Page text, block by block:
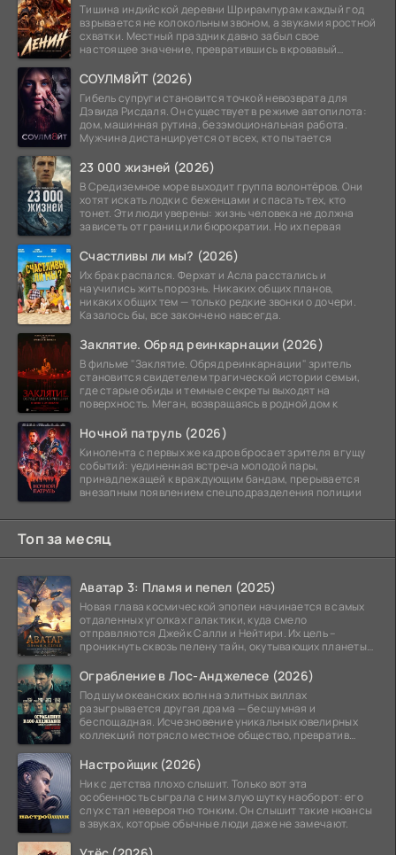
Тишина индийской деревни Шрирампурам каждый год
взрывается не колокольным звоном, а звуками яростной
схватки. Местный праздник давно забыл свое
настоящее значение, превратившись в кровавый
СОУЛМ8ЙТ (2026)
Гибель супруги становится точкой невозврата для
Дэвида Рисдаля. Он существует в режиме автопилота:
дом, машинная рутина, безэмоциональная работа.
Мужчина дистанцируется от всех, кто пытается
23 000 жизней (2026)
В Средиземное море выходит группа волонтёров. Они
хотят искать лодки с беженцами и спасать тех, кто
тонет. Эти люди уверены: жизнь человека не должна
зависеть от границ или бюрократии. Но их первая
Счастливы ли мы? (2026)
Их брак распался. Ферхат и Асла расстались и
научились жить порознь. Никаких общих планов,
никаких общих тем — только редкие звонки о дочери.
Казалось бы, все закончено навсегда.
Заклятие. Обряд реинкарнации (2026)
В фильме "Заклятие. Обряд реинкарнации" зритель
становится свидетелем трагической истории семьи,
где старые обиды и темные секреты выходят на
поверхность. Меган, возвращаясь в родной дом к
Ночной патруль (2026)
Кинолента с первых же кадров бросает зрителя в гущу
событий: уединенная встреча молодой пары,
принадлежащей к враждующим бандам, прерывается
внезапным появлением спецподразделения полиции
Топ за месяц
Аватар 3: Пламя и пепел (2025)
Новая глава космической эпопеи начинается в самых
отдаленных уголках галактики, куда смело
отправляются Джейк Салли и Нейтири. Их цель –
проникнуть сквозь пелену тайн, окутывающих планеты
Ограбление в Лос-Анджелесе (2026)
Под шум океанских волн на элитных виллах
разыгрывается другая драма — бесшумная и
беспощадная. Исчезновение уникальных ювелирных
коллекций потрясло местное общество, превратив
Настройщик (2026)
Ник с детства плохо слышит. Только вот эта
особенность сыграла с ним злую шутку наоборот: его
слух стал невероятно тонким. Он слышит такие нюансы
в звуках, которые обычные люди даже не замечают.